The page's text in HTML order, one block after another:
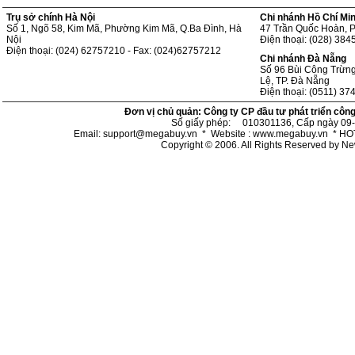
Trụ sở chính Hà Nội
Số 1, Ngõ 58, Kim Mã, Phường Kim Mã, Q.Ba Đình, Hà
Nội
Điện thoại: (024) 62757210 - Fax: (024)62757212
Chi nhánh Hồ Chí
47 Trần Quốc Hoàn,
Điện thoại: (028)
Chi nhánh Đà Nẵng
Số 96 Bùi Công
Lệ, TP. Đà Nẵng
Điện thoại: (0511)
Đơn vị chủ quản: Công ty CP đầu tư phát triển
Số giấy phép: 010301136, Cấp ngày
Email: support@megabuy.vn * Website : www.megabuy.vn *
Copyright © 2006. All Rights Reserved by